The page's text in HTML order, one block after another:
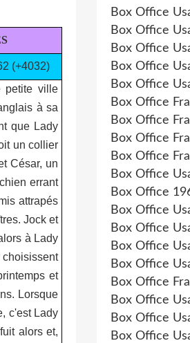
(+4032)
petite ville
à sa
que Lady
un collier
César, un
errant
attrapés
Jock et
à Lady
et
Lorsque
c'est Lady
alors et,
Box Office
Box Office
Box Office
Box Office
Box Office
Box Office
Box Office
Box Office
Box Office
Box Office
Box Office
Box Office
Box Office
Box Office
Box Office
Box Office
Box Office
Box Office
Box Office